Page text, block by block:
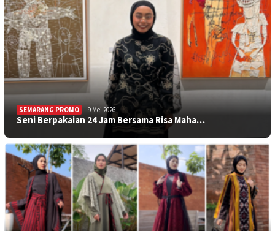
SEMARANG PROMO 9 Mei 2026
Seni Berpakaian 24 Jam Bersama Risa Maha…